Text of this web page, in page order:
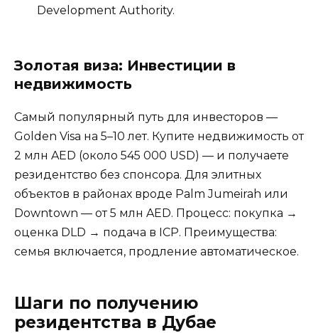
Development Authority.
Золотая виза: Инвестиции в
недвижимость
Самый популярный путь для инвесторов —
Golden Visa на 5–10 лет. Купите недвижимость от
2 млн AED (около 545 000 USD) — и получаете
резидентство без спонсора. Для элитных
объектов в районах вроде Palm Jumeirah или
Downtown — от 5 млн AED. Процесс: покупка →
оценка DLD → подача в ICP. Преимущества:
семья включается, продление автоматическое.
Шаги по получению
резидентства в Дубае